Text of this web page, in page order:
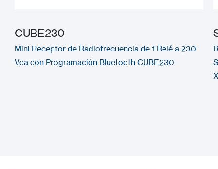
CUBE230
Mini Receptor de Radiofrecuencia de 1 Relé a 230
Vca con Programación Bluetooth CUBE230